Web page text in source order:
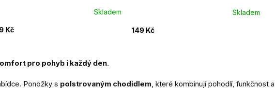
Skladem
Kč
Skladem
149 Kč
pro pohyb i každý den.
Ponožky s polstrovaným chodidlem, které kombinují pohodlí, funkčnost